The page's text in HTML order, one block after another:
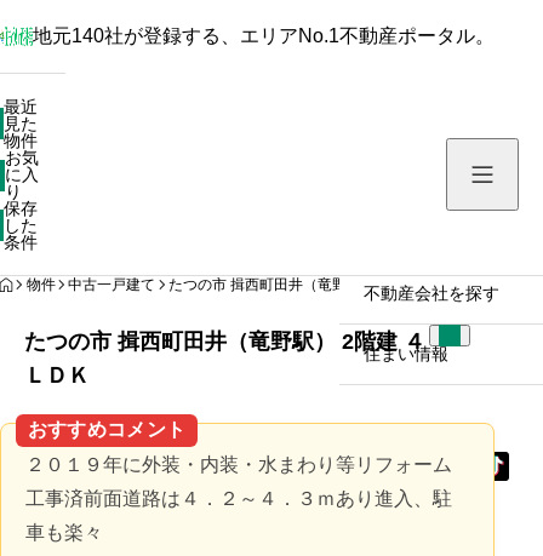
保存した条件
不動産会社を探す
住まい情報
地元140社が登録する、エリアNo.1不動産ポータル。
最近
見た
物件
お気
に入
り
保存
した
条件
HOME
物件 中古一戸建て たつの市 揖西町田井（竜野駅） 2階建 ４ＬＤＫ
たつの市 揖西町田井（竜野駅） 2階建 ４
ＬＤＫ
おすすめコメント
２０１９年に外装・内装・水まわり等リフォーム
工事済前面道路は４．２～４．３ｍあり進入、駐
車も楽々